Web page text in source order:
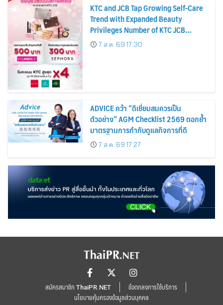
KTC and JCB Tap Growing Self-Care
Trend with Expanded Beauty
Privileges Number of KTC JCB
Cardmembers Spending on
Cosmetics Rises 26%
7 ส.ค. 69 17:30
ADVICE คว้า “ดีเยี่ยมสมควรเป็น
ตัวอย่าง” AGM Checklist 2569 ตอกย้ำ
มาตรฐานการกำกับดูแลกิจการที่ดี
7 ส.ค. 69 17:27
สมัครสมาชิก ThaiPR.NET
ข้อตกลงการใช้บริการ
นโยบายคุ้มครองข้อมูลส่วนบุคคล